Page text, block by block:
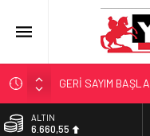
GERİ SAYIM
SAMSUNSPOR’DA
‘BAFRA’YA
BİST
13.779,39